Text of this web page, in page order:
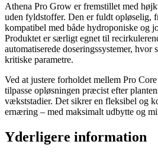
Athena Pro Grow er fremstillet med
uden fyldstoffer. Den er fuldt opløselig,
kompatibel med både hydroponiske og
Produktet er særligt egnet til
automatiserede doseringssystemer, hvor
kritiske parametre.
Ved at justere forholdet mellem Pro
tilpasse opløsningen præcist efter
vækststadier. Det sikrer en fleksibel og
ernæring – med maksimalt udbytte og
Yderligere information